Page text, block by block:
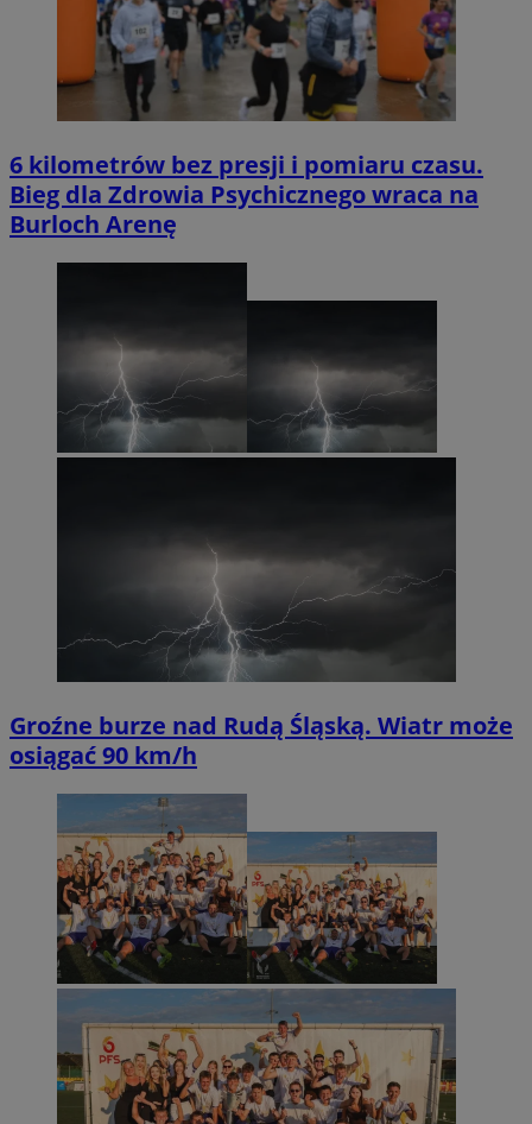
6 kilometrów bez presji i pomiaru czasu.
Bieg dla Zdrowia Psychicznego wraca na
Burloch Arenę
Groźne burze nad Rudą Śląską. Wiatr może
osiągać 90 km/h